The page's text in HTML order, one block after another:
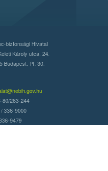
biztonsági Hivatal
Károly utca. 24.
Budapest. Pf. 30.
80/263-244
336-9000
9479